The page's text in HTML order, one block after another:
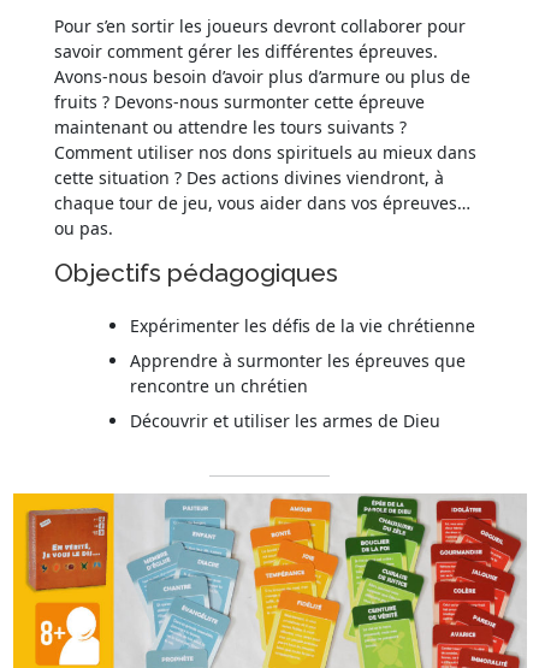
Pour s’en sortir les joueurs devront collaborer pour
savoir comment gérer les différentes épreuves.
Avons-nous besoin d’avoir plus d’armure ou plus de
fruits ? Devons-nous surmonter cette épreuve
maintenant ou attendre les tours suivants ?
Comment utiliser nos dons spirituels au mieux dans
cette situation ? Des actions divines viendront, à
chaque tour de jeu, vous aider dans vos épreuves…
ou pas.
Objectifs pédagogiques
Expérimenter les défis de la vie chrétienne
Apprendre à surmonter les épreuves que
rencontre un chrétien
Découvrir et utiliser les armes de Dieu